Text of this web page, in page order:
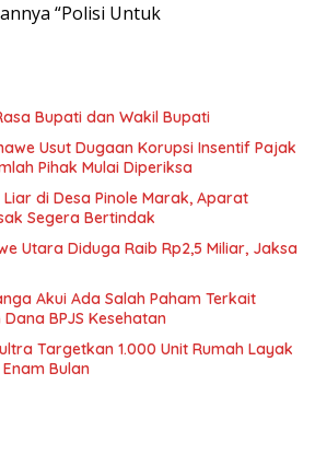
“Polisi Untuk
Bupati dan Wakil Bupati
Usut Dugaan Korupsi Insentif Pajak
Pihak Mulai Diperiksa
di Desa Pinole Marak, Aparat
Segera Bertindak
Utara Diduga Raib Rp2,5 Miliar, Jaksa
Akui Ada Salah Paham Terkait
BPJS Kesehatan
Targetkan 1.000 Unit Rumah Layak
Bulan